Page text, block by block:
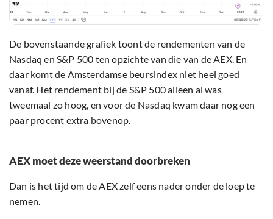
De bovenstaande grafiek toont de rendementen van de
Nasdaq en S&P 500 ten opzichte van die van de AEX. En
daar komt de Amsterdamse beursindex niet heel goed
vanaf. Het rendement bij de S&P 500 alleen al was
tweemaal zo hoog, en voor de Nasdaq kwam daar nog een
paar procent extra bovenop.
AEX moet deze weerstand doorbreken
Dan is het tijd om de AEX zelf eens nader onder de loep te
nemen.